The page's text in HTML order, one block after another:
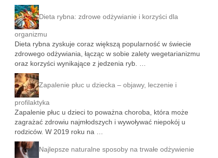
Dieta rybna: zdrowe odżywianie i korzyści dla
organizmu
Dieta rybna zyskuje coraz większą popularność w świecie
zdrowego odżywiania, łącząc w sobie zalety wegetarianizmu
oraz korzyści wynikające z jedzenia ryb. …
Zapalenie płuc u dziecka – objawy, leczenie i
profilaktyka
Zapalenie płuc u dzieci to poważna choroba, która może
zagrażać zdrowiu najmłodszych i wywoływać niepokój u
rodziców. W 2019 roku na …
Najlepsze naturalne sposoby na trwałe odżywienie